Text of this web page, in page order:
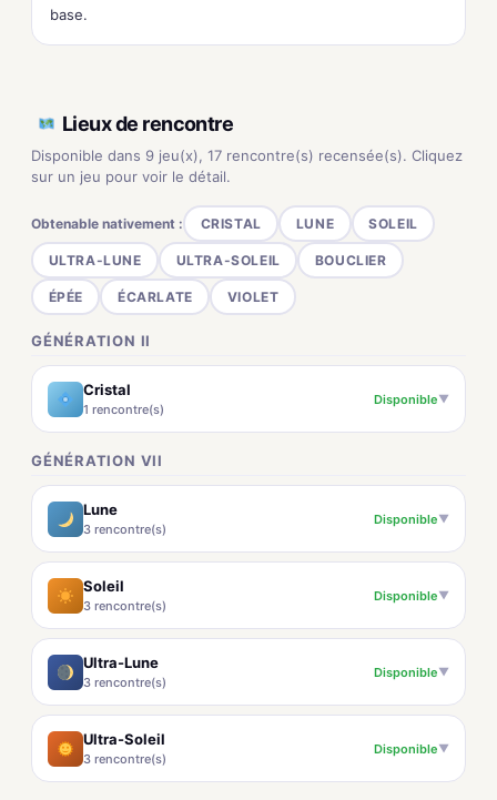
base.
Lieux de rencontre
Disponible dans 9 jeu(x), 17 rencontre(s) recensée(s). Cliquez
sur un jeu pour voir le détail.
Obtenable nativement : CRISTAL LUNE SOLEIL
ULTRA-LUNE ULTRA-SOLEIL BOUCLIER
ÉPÉE ÉCARLATE VIOLET
GÉNÉRATION II
Cristal
1 rencontre(s)
Disponible▼
GÉNÉRATION VII
Lune
3 rencontre(s)
Disponible▼
Soleil
3 rencontre(s)
Disponible▼
Ultra-Lune
3 rencontre(s)
Disponible▼
Ultra-Soleil
3 rencontre(s)
Disponible▼